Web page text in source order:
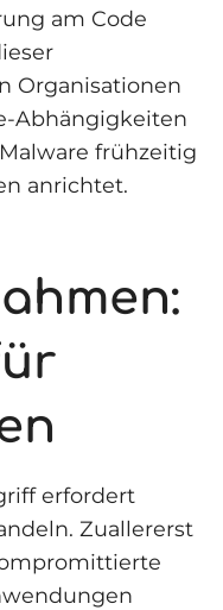
am Code
Organisationen
Abhängigkeiten
frühzeitig
anrichtet.
erfordert
Zuallererst